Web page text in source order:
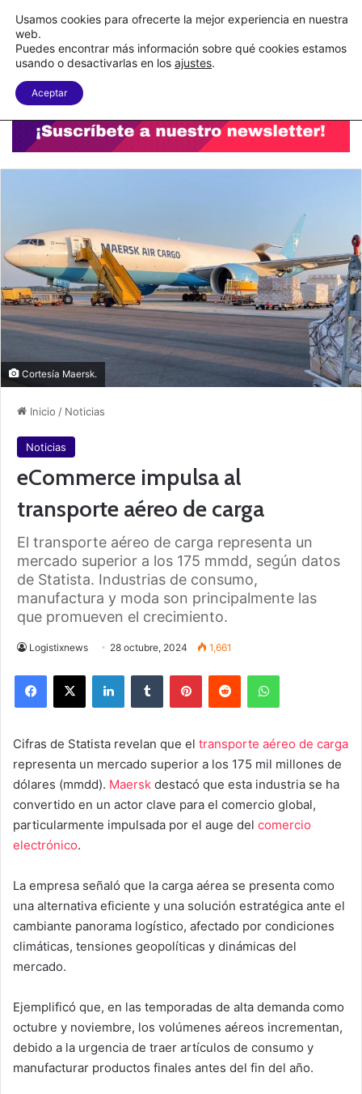
C&A México completa la implementación de su WMS en la nube
Menu
Cortesía Maersk.
Inicio / Noticias
Noticias
eCommerce impulsa al
transporte aéreo de carga
El transporte aéreo de carga representa un
mercado superior a los 175 mmdd, según datos
de Statista. Industrias de consumo,
manufactura y moda son principalmente las
que promueven el crecimiento.
Logistixnews 28 octubre, 2024 1,661
Cifras de Statista revelan que el transporte aéreo de carga
representa un mercado superior a los 175 mil millones de
dólares (mmdd). Maersk destacó que esta industria se ha
convertido en un actor clave para el comercio global,
particularmente impulsada por el auge del comercio
electrónico.
La empresa señaló que la carga aérea se presenta como
una alternativa eficiente y una solución estratégica ante el
cambiante panorama logístico, afectado por condiciones
climáticas, tensiones geopolíticas y dinámicas del
mercado.
Ejemplificó que, en las temporadas de alta demanda como
octubre y noviembre, los volúmenes aéreos incrementan,
debido a la urgencia de traer artículos de consumo y
manufacturar productos finales antes del fin del año.
Usamos cookies para ofrecerte la mejor experiencia en nuestra
web.
Puedes encontrar más información sobre qué cookies estamos
usando o desactivarlas en los ajustes.
Aceptar